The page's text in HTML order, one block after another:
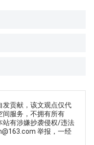
发贡献，该文观点仅代
间服务，不拥有所有
站有涉嫌抄袭侵权/违法
举报，一经